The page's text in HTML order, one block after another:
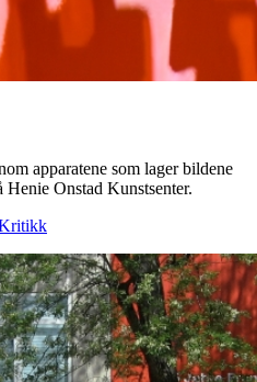
apparatene som lager bildene
Onstad Kunstsenter.